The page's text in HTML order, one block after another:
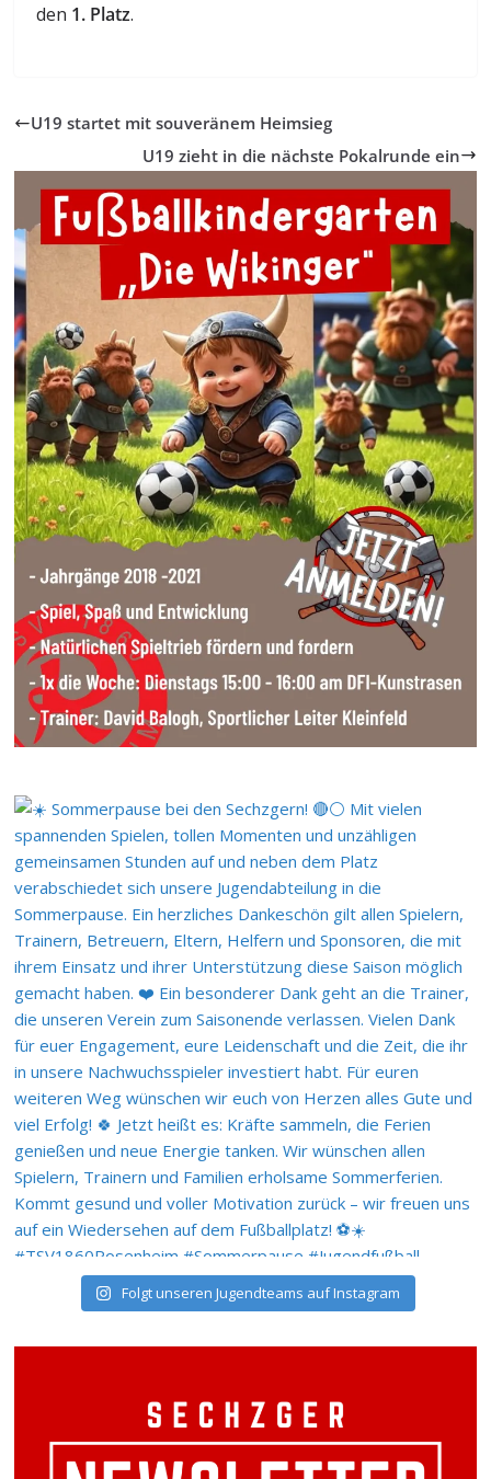
den 1. Platz.
U19 startet mit souveränem Heimsieg
U19 zieht in die nächste Pokalrunde ein
Folgt unseren Jugendteams auf Instagram